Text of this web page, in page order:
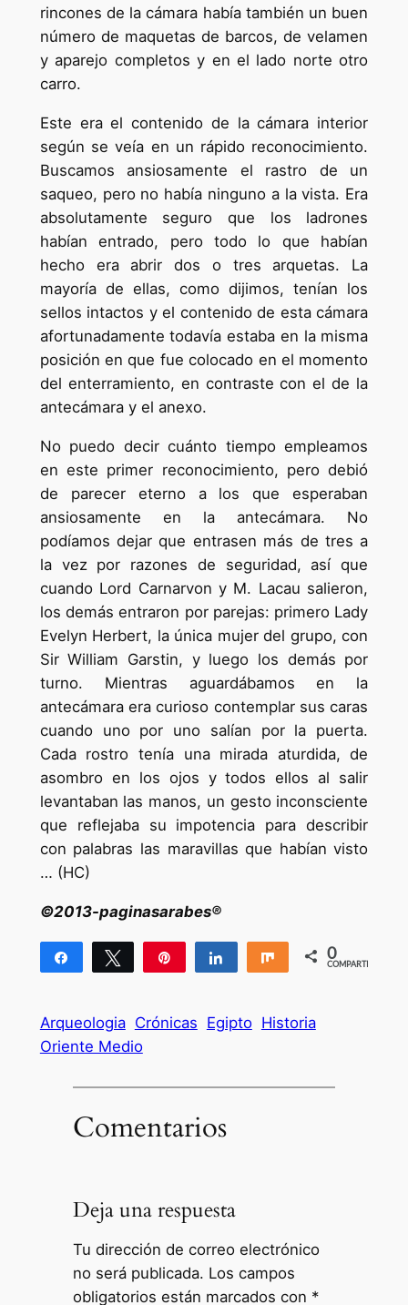
rincones de la cámara había también un buen
número de maquetas de barcos, de velamen
y aparejo completos y en el lado norte otro
carro.
Este era el contenido de la cámara interior
según se veía en un rápido reconocimiento.
Buscamos ansiosamente el rastro de un
saqueo, pero no había ninguno a la vista. Era
absolutamente seguro que los ladrones
habían entrado, pero todo lo que habían
hecho era abrir dos o tres arquetas. La
mayoría de ellas, como dijimos, tenían los
sellos intactos y el contenido de esta cámara
afortunadamente todavía estaba en la misma
posición en que fue colocado en el momento
del enterramiento, en contraste con el de la
antecámara y el anexo.
No puedo decir cuánto tiempo empleamos
en este primer reconocimiento, pero debió
de parecer eterno a los que esperaban
ansiosamente en la antecámara. No
podíamos dejar que entrasen más de tres a
la vez por razones de seguridad, así que
cuando Lord Carnarvon y M. Lacau salieron,
los demás entraron por parejas: primero Lady
Evelyn Herbert, la única mujer del grupo, con
Sir William Garstin, y luego los demás por
turno. Mientras aguardábamos en la
antecámara era curioso contemplar sus caras
cuando uno por uno salían por la puerta.
Cada rostro tenía una mirada aturdida, de
asombro en los ojos y todos ellos al salir
levantaban las manos, un gesto inconsciente
que reflejaba su impotencia para describir
con palabras las maravillas que habían visto
… (HC)
©2013-paginasarabes®
Compartir Twittear Compartir Compartir
0
COMPARTIR
Arqueologia Crónicas Egipto Historia
Oriente Medio
Comentarios
Deja una respuesta
Tu dirección de correo electrónico
no será publicada. Los campos
obligatorios están marcados con *